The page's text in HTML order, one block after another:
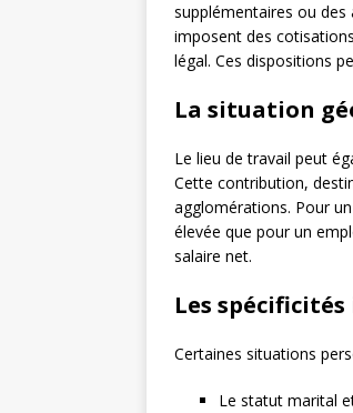
supplémentaires ou des
imposent des
légal. Ces dispositions
La situation
Le lieu de travail peut
Cette contribution,
agglomérations. Pour
élevée que pour un
salaire net.
Les
Certaines situations
Le statut marital